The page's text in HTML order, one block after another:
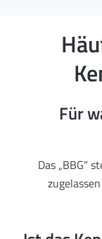
Für
Das „BBG“